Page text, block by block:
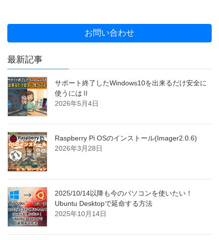
お問い合わせ
最新記事
サポート終了したWindows10を出来るだけ安全に
使うにはⅡ
2026年5月4日
Raspberry Pi OSのインストール(Imager2.0.6)
2026年3月28日
2025/10/14以降も今のパソコンを使いたい！
Ubuntu Desktopで延命する方法
2025年10月14日